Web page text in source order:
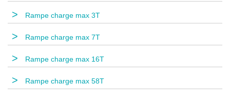
> Rampe charge max 3T
> Rampe charge max 7T
> Rampe charge max 16T
> Rampe charge max 58T